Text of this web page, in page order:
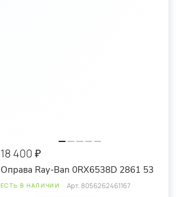
18 400 ₽
Оправа Ray-Ban 0RX6538D 2861 53
ЕСТЬ В НАЛИЧИИ Арт.8056262461167